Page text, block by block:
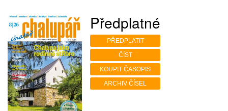
Předplatné
PŘEDPLATIT
ČÍST
KOUPIT ČASOPIS
ARCHIV ČÍSEL